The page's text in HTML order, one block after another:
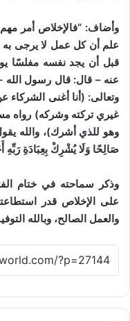
وأضاف: “فالإخلاص أمر
علم أن كل عمل لا يرجى به
قبل أن يجد نفسه مفلسًا
عنه – قال: قال رسول الله
وتعالى: (أنا أغنى
غيري تركته وشركه) رواه
وهو للذي أشرك)، والله
صَالِحًا وَلَا يُشْرِكْ بِعِبَادَةِ رَبِّهِ
وذكر سماحته في ختام
على الإخلاص قدر
والعمل الصالح، وبالله